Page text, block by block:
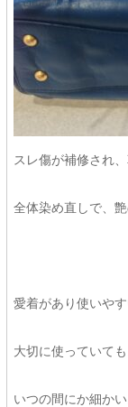
スレ傷が補修され
全体染め直しで、
愛着があり使いや
大切に使っていて
いつの間にか細かい